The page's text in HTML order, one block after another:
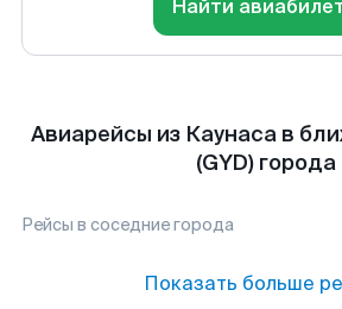
Найти
Авиарейсы из Каунаса в
(GYD) города
Рейсы в соседние города
Показать больше